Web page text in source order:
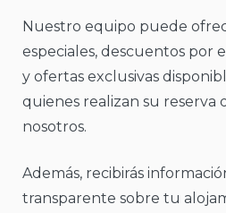
Nuestro equipo puede
especiales, descuentos por
y ofertas exclusivas
quienes realizan su reserva
nosotros.
Además, recibirás
transparente sobre tu